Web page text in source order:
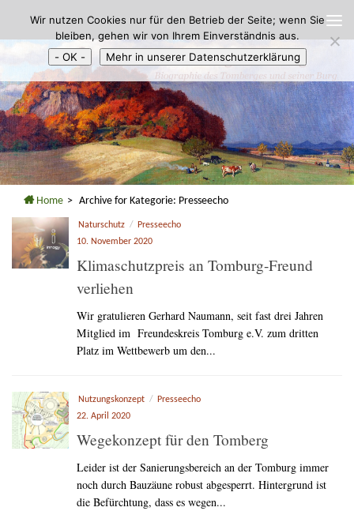
Zum Inhalt springen
Home > Archive for Kategorie: Presseecho
Naturschutz /
Presseecho
10. November 2020
Klimaschutzpreis an Tomburg-Freund
verliehen
Wir gratulieren Gerhard Naumann, seit fast drei Jahren
Mitglied im Freundeskreis Tomburg e.V. zum dritten
Platz im Wettbewerb um den...
Nutzungskonzept /
Presseecho
22. April 2020
Wegekonzept für den Tomberg
Leider ist der Sanierungsbereich an der Tomburg immer
noch durch Bauzäune robust abgesperrt. Hintergrund ist
die Befürchtung, dass es wegen...
Wir nutzen Cookies nur für den Betrieb der Seite; wenn Sie
bleiben, gehen wir von Ihrem Einverständnis aus.
- OK -
Mehr in unserer Datenschutzerklärung